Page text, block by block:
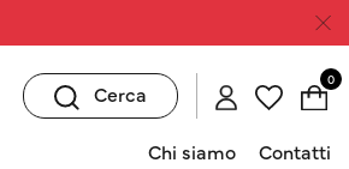
Cerca
0
Chi siamo Contatti